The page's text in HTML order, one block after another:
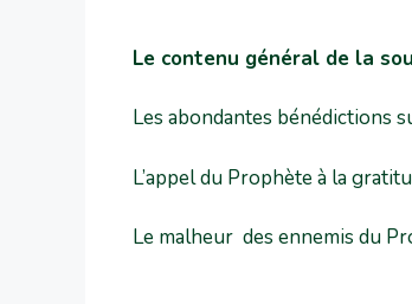
Le contenu général de la
Les abondantes bénédictions
L’appel du Prophète à la
Le malheur des ennemis du